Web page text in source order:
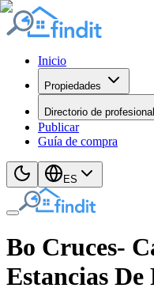
Inicio
Propiedades
Directorio de
Publicar
Guía de compra
ES
Bo Cruces-
Estancias